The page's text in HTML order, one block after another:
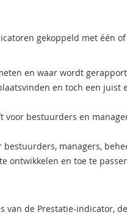
gekoppeld met één
en waar wordt
en toch een juist
voor bestuurders en
managers,
ontwikkelen en toe te
van de Prestatie-indicator,